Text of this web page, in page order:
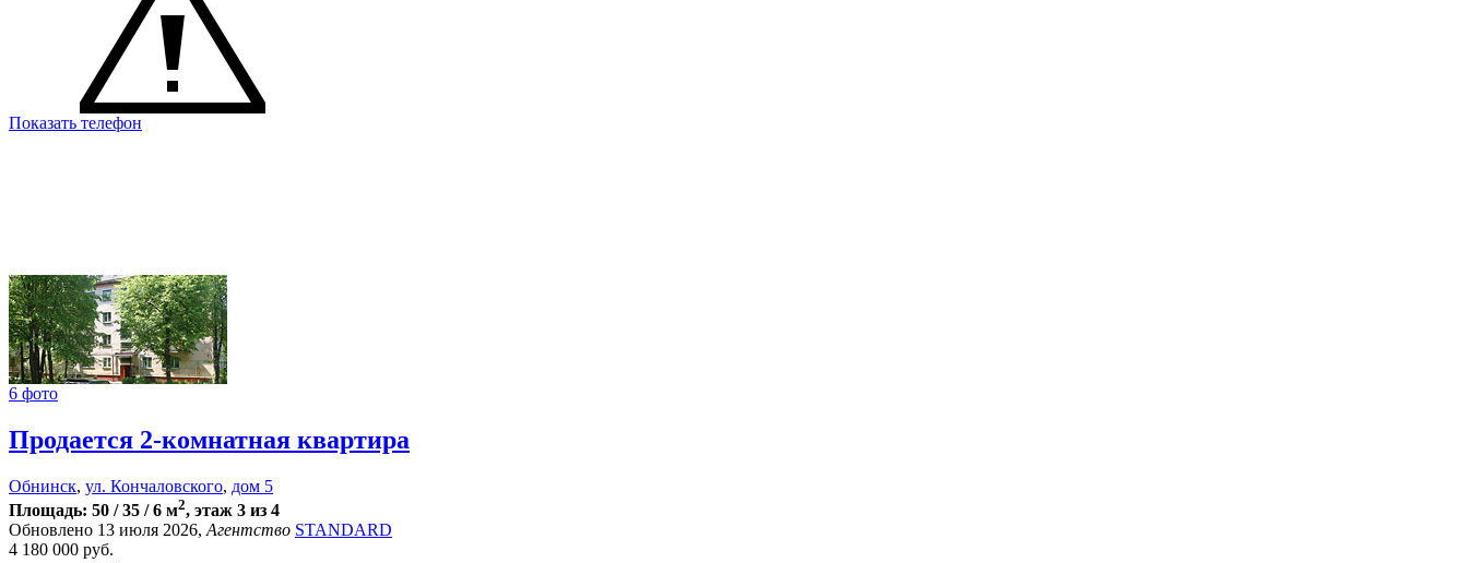
Показать телефон
6 фото
Продается 2-комнатная квартира
Обнинск, ул. Кончаловского, дом 5
Площадь: 50 / 35 / 6 м2, этаж 3 из 4
Обновлено 13 июля 2026,Агентство STANDARD
4 180 000 руб.